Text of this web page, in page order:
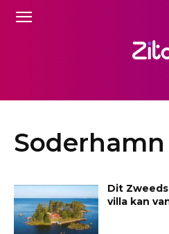
Soderhamn
Dit
villa kan